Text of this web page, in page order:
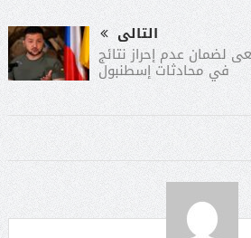
التالى
لضمان عدم إحراز نتائج
في محادثات إسطنبول